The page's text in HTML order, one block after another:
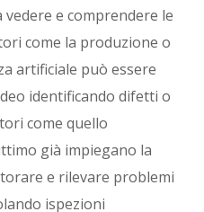
e comprendere le
come la produzione o
artificiale può essere
identificando difetti o
come quello
già impiegano la
e rilevare problemi
ispezioni